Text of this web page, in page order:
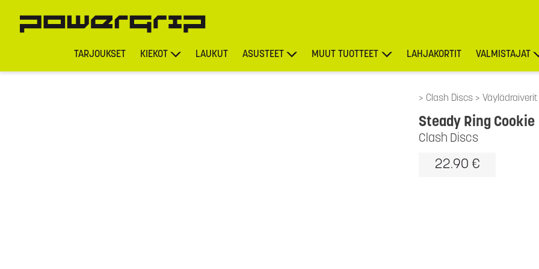
TARJOUKSET KIEKOT LAUKUT ASUSTEET MUUT TUOTTEET LAHJAKORTIT VALMISTAJAT
Clash Discs Väylädraiverit
Clash Discs
Steady Ring Cookie
22.90 €